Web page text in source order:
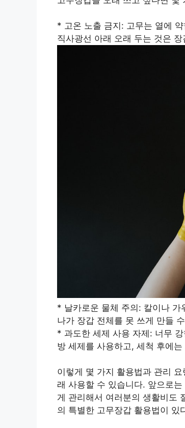
* 고온 노출 금지: 고무는 열에
직사광선 아래 오래 두는 것은
* 날카로운 물체 주의: 칼이나 가
나가 장갑 전체를 못 쓰게 만들
* 과도한 세제 사용 자제: 너무
방 세제를 사용하고, 세척 후에
이렇게 몇 가지 활용법과 관리
래 사용할 수 있습니다. 앞으로
게 관리해서 여러분의 생활비도
의 특별한 고무장갑 활용법이 있